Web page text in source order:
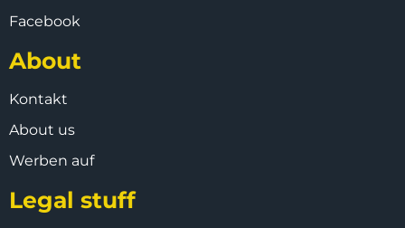
Facebook
About
Kontakt
About us
Werben auf
Legal stuff